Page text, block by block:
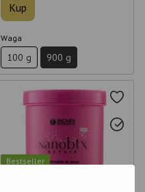
Kup
Waga
100 g 900 g
Bestseller